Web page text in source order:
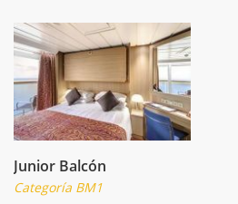
Junior Balcón
Categoría BM1